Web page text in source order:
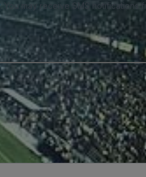
. You may receive SMS notifications